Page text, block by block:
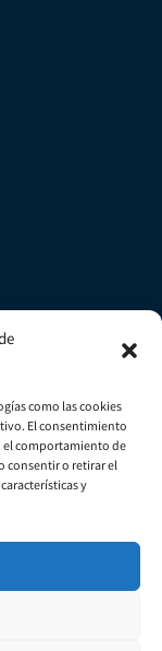
como las cookies
El consentimiento
el comportamiento de
consentir o retirar el
y
2. Candelaria